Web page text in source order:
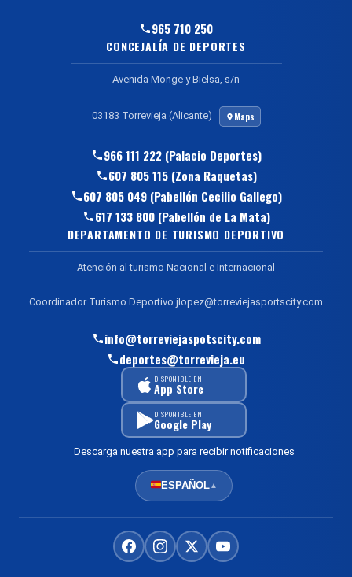
965 710 250
CONCEJALÍA DE DEPORTES
Avenida Monge y Bielsa, s/n
03183 Torrevieja (Alicante) Maps
966 111 222 (Palacio Deportes)
607 805 115 (Zona Raquetas)
607 805 049 (Pabellón Cecilio Gallego)
617 133 800 (Pabellón de La Mata)
DEPARTAMENTO DE TURISMO DEPORTIVO
Atención al turismo Nacional e Internacional
Coordinador Turismo Deportivo jlopez@torreviejasportscity.com
info@torreviejaspotscity.com
deportes@torrevieja.eu
DISPONIBLE EN
App Store
DISPONIBLE EN
Google Play
Descarga nuestra app para recibir notificaciones
ESPAÑOL▲